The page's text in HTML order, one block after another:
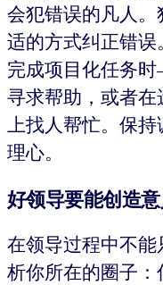
会犯错误的凡人
适的方式纠正错
完成项目化任务
寻求帮助，或者
上找人帮忙。保
理心。
好领导要能创造意
在领导过程中不
析你所在的圈子：